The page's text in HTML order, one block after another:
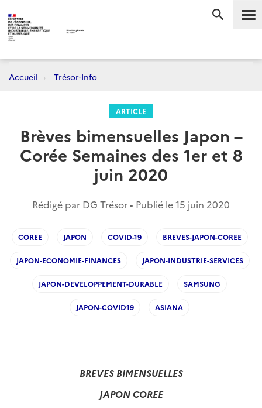
Accueil Trésor-Info
ARTICLE
Brèves bimensuelles Japon –
Corée Semaines des 1er et 8
juin 2020
Rédigé par DG Trésor • Publié le15 juin 2020
COREE JAPON COVID-19 BREVES-JAPON-COREE
JAPON-ECONOMIE-FINANCES JAPON-INDUSTRIE-SERVICES
JAPON-DEVELOPPEMENT-DURABLE SAMSUNG
JAPON-COVID19 ASIANA
BREVES BIMENSUELLES
JAPON COREE